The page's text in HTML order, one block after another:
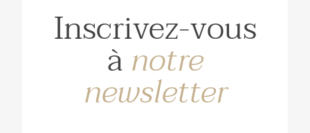
Inscrivez-vous
ànotre
newsletter